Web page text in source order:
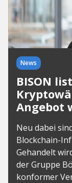
News
BISON
Angebot
Neu dabei
Blockchain-
Gehandelt
der Gruppe
konformer